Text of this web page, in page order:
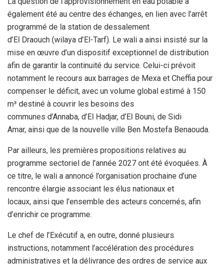
également été au centre des échanges, en lien avec l’arrêt
programmé de la station de dessalement
d’El Draouch (wilaya d’El-Tarf). Le wali a ainsi insisté sur la
mise en œuvre d’un dispositif exceptionnel de distribution
afin de garantir la continuité du service. Celui-ci prévoit
notamment le recours aux barrages de Mexa et Cheffia pour
compenser le déficit, avec un volume global estimé à 150
m³ destiné à couvrir les besoins des
communes d’Annaba, d’El Hadjar, d’El Bouni, de Sidi
Amar, ainsi que de la nouvelle ville Ben Mostefa Benaouda.
Par ailleurs, les premières propositions relatives au
programme sectoriel de l’année 2027 ont été évoquées. À
ce titre, le wali a annoncé l’organisation prochaine d’une
rencontre élargie associant les élus nationaux et
locaux, ainsi que l’ensemble des acteurs concernés, afin
d’enrichir ce programme.
Le chef de l’Exécutif a, en outre, donné plusieurs
instructions, notamment l’accélération des procédures
administratives et la délivrance des ordres de service aux